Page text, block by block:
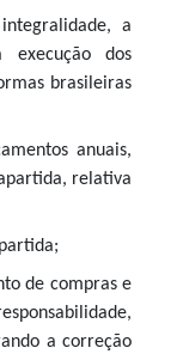
a
dos
brasileiras
anuais,
relativa
de compras e
a correção